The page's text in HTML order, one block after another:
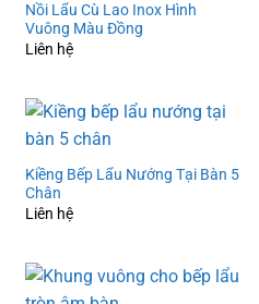
Nồi Lẩu Cù Lao Inox Hình
Vuông Màu Đồng
Liên hệ
Kiềng Bếp Lẩu Nướng Tại Bàn 5
Chân
Liên hệ